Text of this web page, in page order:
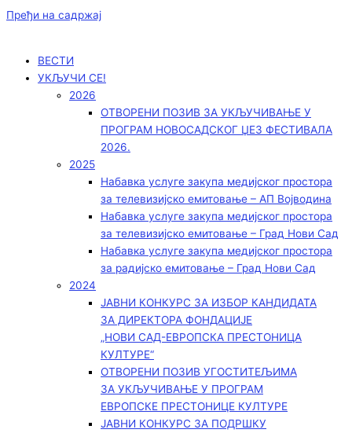
Пређи на садржај
ВЕСТИ
УКЉУЧИ СЕ!
2026
ОТВОРЕНИ ПОЗИВ ЗА УКЉУЧИВАЊЕ У
ПРОГРАМ НОВОСАДСКОГ ЏЕЗ ФЕСТИВАЛА
2026.
2025
Набавка услуге закупа медијског простора
за телевизијско емитовање – АП Војводинa
Набавка услуге закупа медијског простора
за телевизијско емитовање – Град Нови Сад
Набавка услуге закупа медијског простора
за радијско емитовање – Град Нови Сад
2024
ЈАВНИ КОНКУРС ЗА ИЗБОР КАНДИДАТА
ЗА ДИРЕКТОРА ФОНДАЦИЈЕ
„НОВИ САД-ЕВРОПСКА ПРЕСТОНИЦА
КУЛТУРЕ“
ОТВОРЕНИ ПОЗИВ УГОСТИТЕЉИМА
ЗА УКЉУЧИВАЊЕ У ПРОГРАМ
ЕВРОПСКЕ ПРЕСТОНИЦЕ КУЛТУРЕ
ЈАВНИ КОНКУРС ЗА ПОДРШКУ